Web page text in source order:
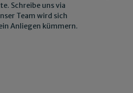
Schreibe uns via
Team wird sich
Anliegen kümmern.